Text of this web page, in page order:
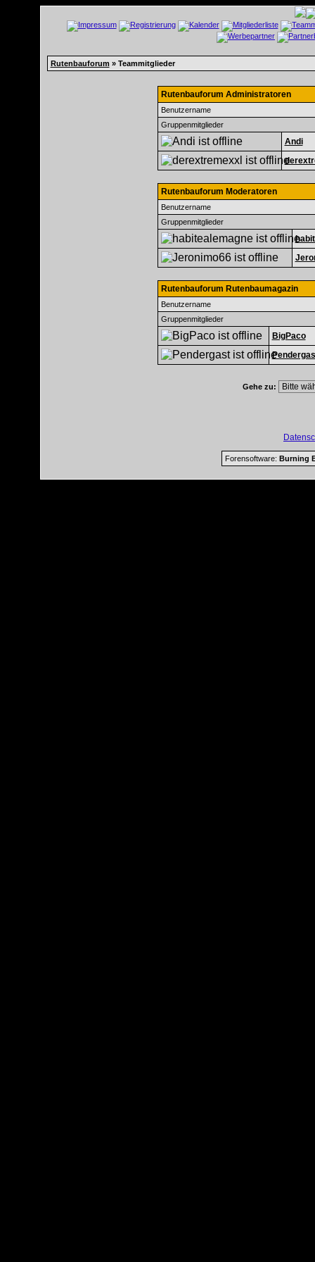
Rutenbauforum » Teammitglieder
Rutenbauforum Administratoren
Benutzername
Gruppenmitglieder
Andi
Rutenbauforum Moderatoren
Benutzername
Gruppenmitglieder
Rutenbauforum Rutenbaumagazin
Benutzername
Gruppenmitglieder
BigPaco
Gehe zu:
Forensoftware: Burning